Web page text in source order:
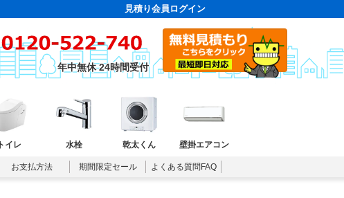
見積り会員ログイン
年中無休 24時間受付
トイレ 水栓 乾太くん 壁掛エアコン
お支払方法 期間限定セール よくある質問FAQ